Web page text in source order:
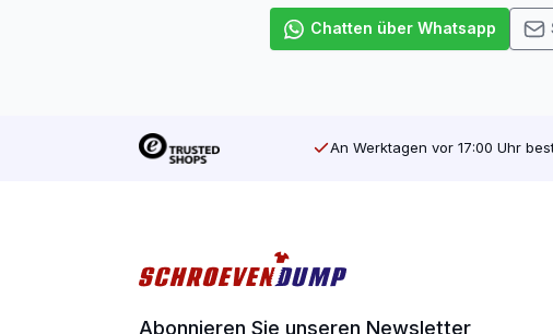
Chatten über Whatsapp
An Werktagen vor 17:00 Uhr
Abonnieren Sie unseren Newsletter